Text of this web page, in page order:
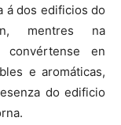
á dos edificios do
mentres na
convértense en
e aromáticas,
do edificio